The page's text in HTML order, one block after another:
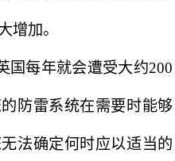
增加。
国每年就会遭受大约200
防雷系统在需要时能够
法确定何时应以适当的